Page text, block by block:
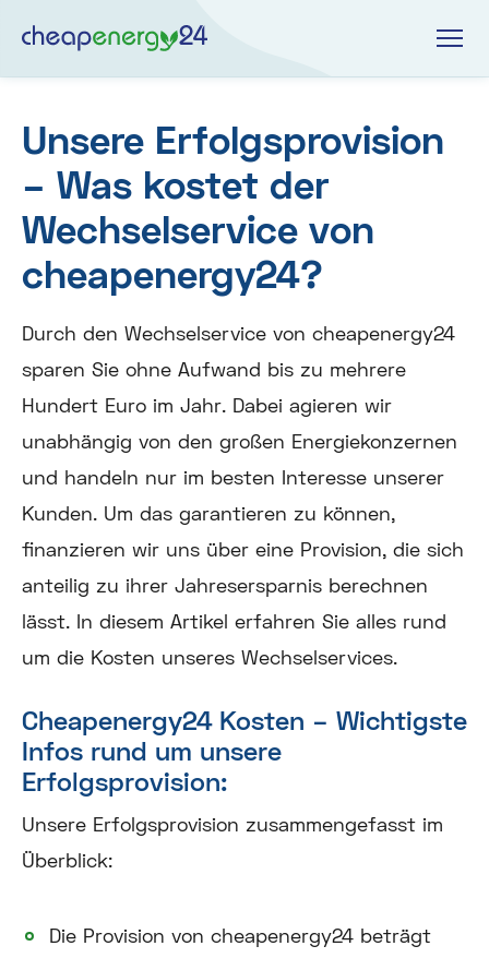
Unsere Erfolgsprovision
– Was kostet der
Wechselservice von
cheapenergy24?
Durch den Wechselservice von cheapenergy24
sparen Sie ohne Aufwand bis zu mehrere
Hundert Euro im Jahr. Dabei agieren wir
unabhängig von den großen Energiekonzernen
und handeln nur im besten Interesse unserer
Kunden. Um das garantieren zu können,
finanzieren wir uns über eine Provision, die sich
anteilig zu ihrer Jahresersparnis berechnen
lässt. In diesem Artikel erfahren Sie alles rund
um die Kosten unseres Wechselservices.
Cheapenergy24 Kosten – Wichtigste
Infos rund um unsere
Erfolgsprovision:
Unsere Erfolgsprovision zusammengefasst im
Überblick:
Die Provision von cheapenergy24 beträgt